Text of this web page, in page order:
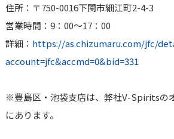
住所：〒750-0016下関市細江町2-4-3
営業時間：9：00〜17：00
詳細： https://as.chizumaru.com/jfc/
account=jfc&accmd=0&bid=331
※豊島区・池袋支店は、弊社V-Spiritsの
にあります。